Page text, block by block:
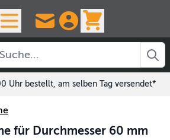
Uhr bestellt, am selben Tag versendet*
für Durchmesser 60 mm